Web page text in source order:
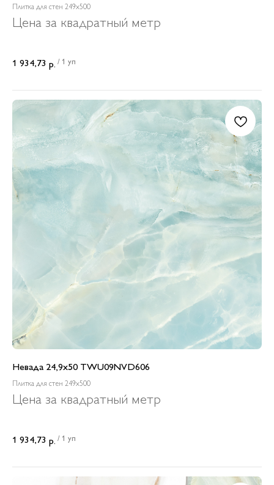
Плитка для стен 249x500
Цена за квадратный метр
1 934,73 р. / 1 уп
Невада 24,9x50 TWU09NVD606
Плитка для стен 249x500
Цена за квадратный метр
1 934,73 р. / 1 уп